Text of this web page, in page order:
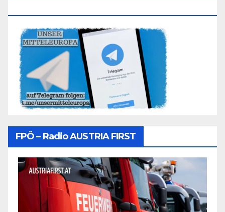
FPÖ – Radio AUSTRIA FIRST